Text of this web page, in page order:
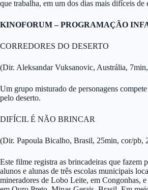
que trabalha, em um dos dias mais difíceis de
KINOFORUM – PROGRAMAÇÃO
CORREDORES DO DESERTO
(Dir. Aleksandar Vuksanovic, Austrália,
Um grupo misturado de personagens
pelo deserto.
DIFÍCIL É NÃO BRINCAR
(Dir. Papoula Bicalho, Brasil, 25min, cor/pb,
Este filme registra as brincadeiras que fazem
alunos e alunas de três escolas municipais
mineradores de Lobo Leite, em Congonhas,